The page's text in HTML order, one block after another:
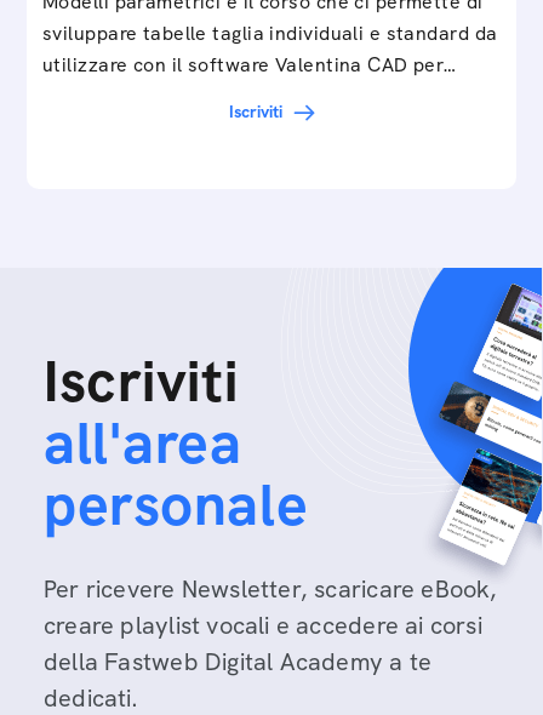
sviluppare tabelle taglia individuali e standard da
utilizzare con il software Valentina CAD per…
Iscriviti
Iscriviti
all'area
personale
Per ricevere Newsletter, scaricare eBook,
creare playlist vocali e accedere ai corsi
della Fastweb Digital Academy a te
dedicati.